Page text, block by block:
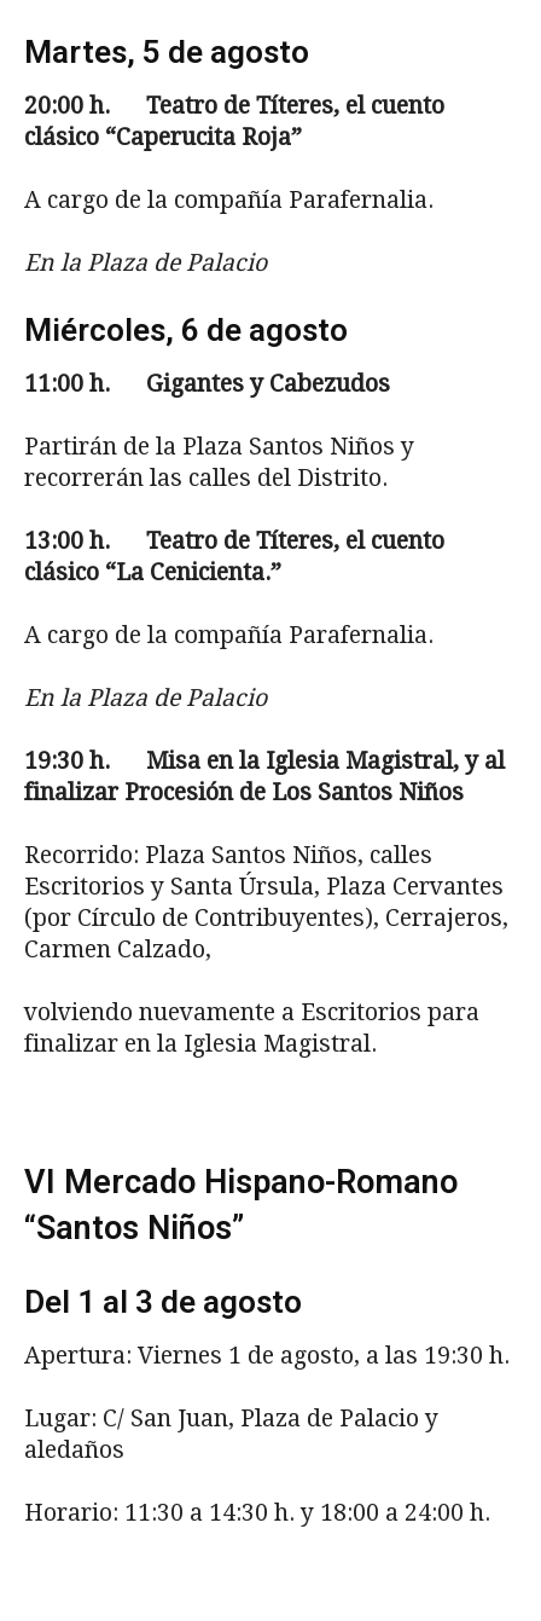
Martes, 5 de agosto
20:00 h. Teatro de Títeres, el cuento
clásico “Caperucita Roja”
A cargo de la compañía Parafernalia.
En la Plaza de Palacio
Miércoles, 6 de agosto
11:00 h. Gigantes y Cabezudos
Partirán de la Plaza Santos Niños y
recorrerán las calles del Distrito.
13:00 h. Teatro de Títeres, el cuento
clásico “La Cenicienta.”
A cargo de la compañía Parafernalia.
En la Plaza de Palacio
19:30 h. Misa en la Iglesia Magistral, y al
finalizar Procesión de Los Santos Niños
Recorrido: Plaza Santos Niños, calles
Escritorios y Santa Úrsula, Plaza Cervantes
(por Círculo de Contribuyentes), Cerrajeros,
Carmen Calzado,
volviendo nuevamente a Escritorios para
finalizar en la Iglesia Magistral.
VI Mercado Hispano-Romano
“Santos Niños”
Del 1 al 3 de agosto
Apertura: Viernes 1 de agosto, a las 19:30 h.
Lugar: C/ San Juan, Plaza de Palacio y
aledaños
Horario: 11:30 a 14:30 h. y 18:00 a 24:00 h.